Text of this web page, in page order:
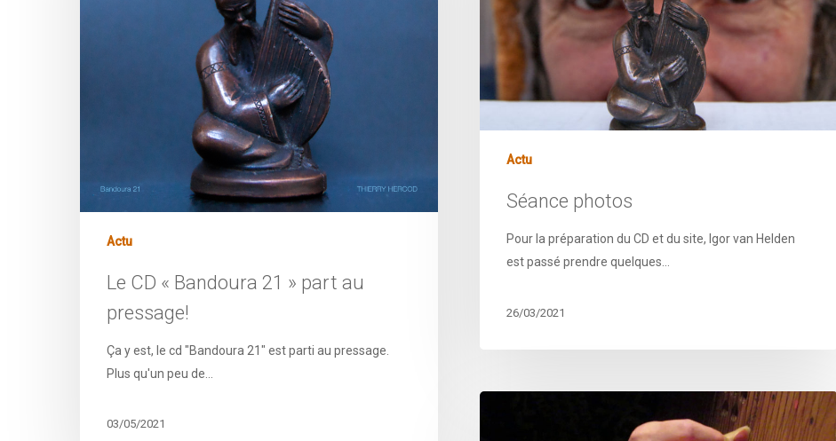
Actu
Le CD « Bandoura 21 » part au
pressage!
Ça y est, le cd "Bandoura 21" est parti au pressage.
Plus qu'un peu de…
03/05/2021
Actu
Séance photos
Pour la préparation du CD et du site, Igor van Helden
est passé prendre quelques…
26/03/2021